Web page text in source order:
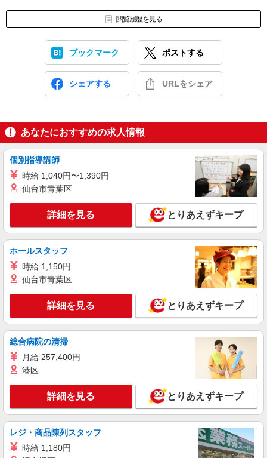
閲覧履歴を見る
ブックマーク ポストする
シェアする URLをシェア
あなたにおすすめの求人情報
個別指導講師
時給 1,040円〜1,390円
仙台市青葉区
詳細を見る とりあえずキープ
ホールスタッフ
時給 1,150円
仙台市青葉区
詳細を見る とりあえずキープ
総合病院の清掃
月給 257,400円
港区
詳細を見る とりあえずキープ
レジ・商品陳列スタッフ
時給 1,180円